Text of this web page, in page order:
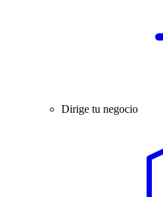
Dirige tu negocio